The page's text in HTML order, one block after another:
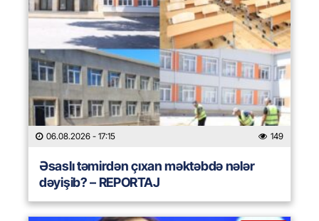
06.08.2026 - 17:15 149
Əsaslı təmirdən çıxan məktəbdə nələr
dəyişib? – REPORTAJ